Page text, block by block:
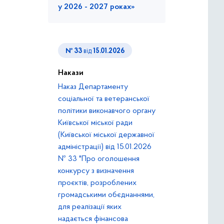
у 2026 - 2027 роках»
№ 33 від 15.01.2026
Накази
Наказ Департаменту
соціальної та ветеранської
політики виконавчого органу
Київської міської ради
(Київської міської державної
адміністрації) від 15.01.2026
№ 33 "Про оголошення
конкурсу з визначення
проєктів, розроблених
громадськими обєднаннями,
для реалізації яких
надається фінансова